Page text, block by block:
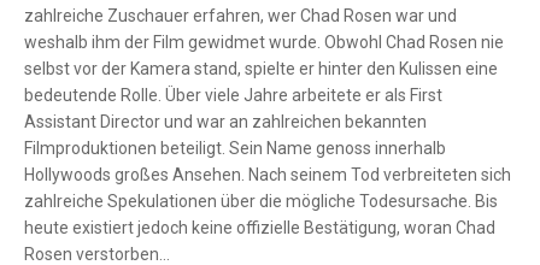
zahlreiche Zuschauer erfahren, wer Chad Rosen war und
weshalb ihm der Film gewidmet wurde. Obwohl Chad Rosen nie
selbst vor der Kamera stand, spielte er hinter den Kulissen eine
bedeutende Rolle. Über viele Jahre arbeitete er als First
Assistant Director und war an zahlreichen bekannten
Filmproduktionen beteiligt. Sein Name genoss innerhalb
Hollywoods großes Ansehen. Nach seinem Tod verbreiteten sich
zahlreiche Spekulationen über die mögliche Todesursache. Bis
heute existiert jedoch keine offizielle Bestätigung, woran Chad
Rosen verstorben…